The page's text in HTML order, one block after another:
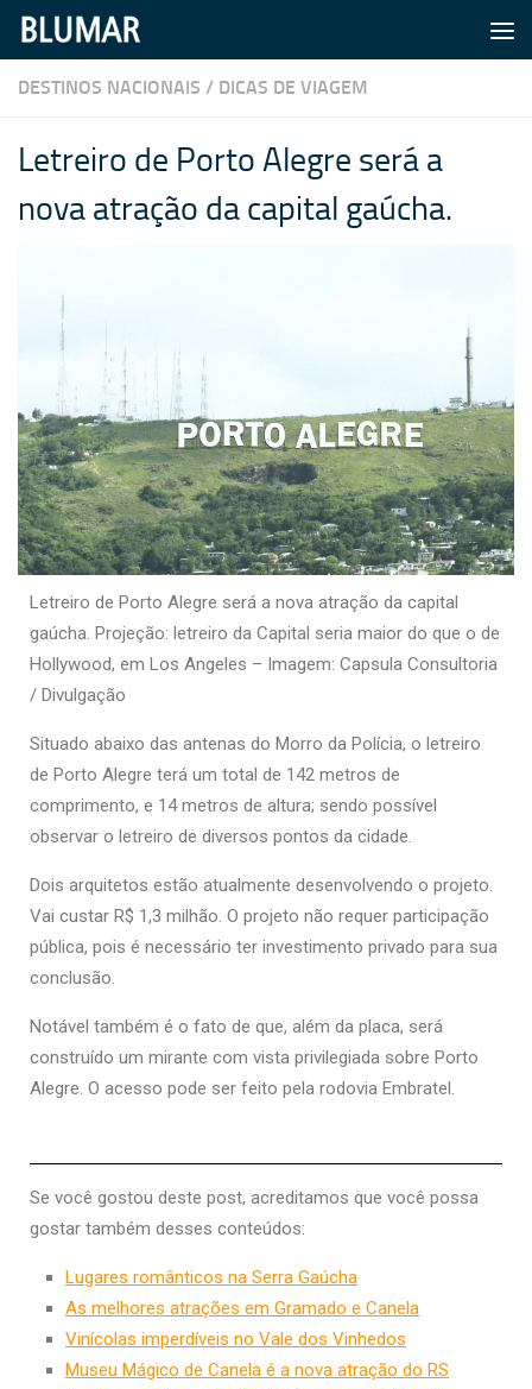
Skip to content
DESTINOS NACIONAIS / DICAS DE VIAGEM
Letreiro de Porto Alegre será a
nova atração da capital gaúcha.
Letreiro de Porto Alegre será a nova atração da capital
gaúcha. Projeção: letreiro da Capital seria maior do que o de
Hollywood, em Los Angeles – Imagem: Capsula Consultoria
/ Divulgação
Situado abaixo das antenas do Morro da Polícia, o letreiro
de Porto Alegre terá um total de 142 metros de
comprimento, e 14 metros de altura; sendo possível
observar o letreiro de diversos pontos da cidade.
Dois arquitetos estão atualmente desenvolvendo o projeto.
Vai custar R$ 1,3 milhão. O projeto não requer participação
pública, pois é necessário ter investimento privado para sua
conclusão.
Notável também é o fato de que, além da placa, será
construído um mirante com vista privilegiada sobre Porto
Alegre. O acesso pode ser feito pela rodovia Embratel.
Se você gostou deste post, acreditamos que você possa
gostar também desses conteúdos:
Lugares românticos na Serra Gaúcha
As melhores atrações em Gramado e Canela
Vinícolas imperdíveis no Vale dos Vinhedos
Museu Mágico de Canela é a nova atração do RS